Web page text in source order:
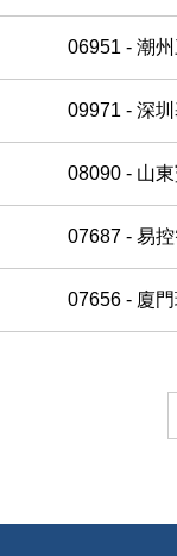
06951 - 潮
09971 - 深
08090 - 山
07687 - 易
07656 - 廈